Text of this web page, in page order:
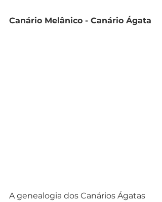
Canário Melânico - Canário Ágata
A genealogia dos Canários Ágatas